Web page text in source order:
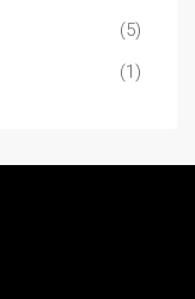
(5)
(1)